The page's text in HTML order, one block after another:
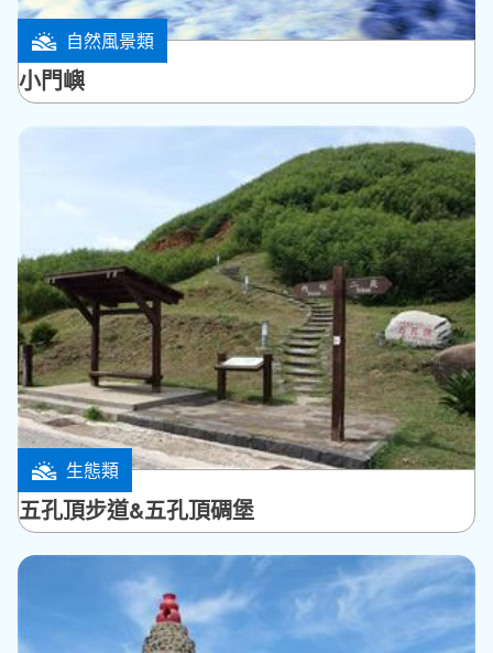
自然風景類
西嶼鄉
小門嶼
生態類
西嶼鄉
五孔頂步道&五孔頂碉堡